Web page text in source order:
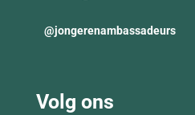
@jongerenambassadeurs
Volg ons